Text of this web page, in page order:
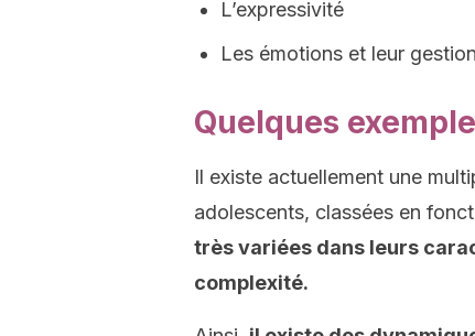
L’expressivité
Les émotions et leur gestion
Quelques
Il existe actuellement une
adolescents, classées en
très variées dans leurs
complexité.